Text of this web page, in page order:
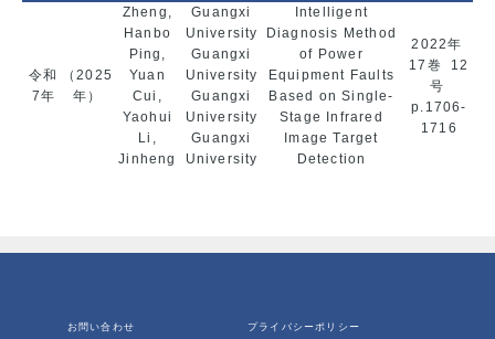
令和
7年
（2025
年）
Zheng,
Hanbo
Guangxi
University
Intelligent
Diagnosis Method
of Power
Equipment Faults
Based on Single-
Stage Infrared
Image Target
Detection
2022年
17巻 12
号
p.1706-
1716
Ping,
Yuan
Guangxi
University
Cui,
Yaohui
Guangxi
University
Li,
Jinheng
Guangxi
University
お問い合わせ プライバシーポリシー